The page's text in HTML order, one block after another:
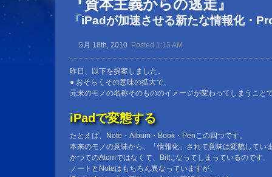
『資本主義からの逃走』
「iPadが加速させる新たな情報化・
5月 18th, 2010 Posted 1:15 AM
昨日、以下を提案しました。
● おそらくその意味の拡大で、
元来のモノの名称そのもののイメージが変わってしまうこと
iPadで変態する
たとえば、Note・Album・Book・Penこの四つです。
本来のモノの意味から、「情報化」されて意味は変貌してい
かつてのAtomではなくて、Bitになってしまっているのです。
ノートとNoteはもちろん異なっていますが、